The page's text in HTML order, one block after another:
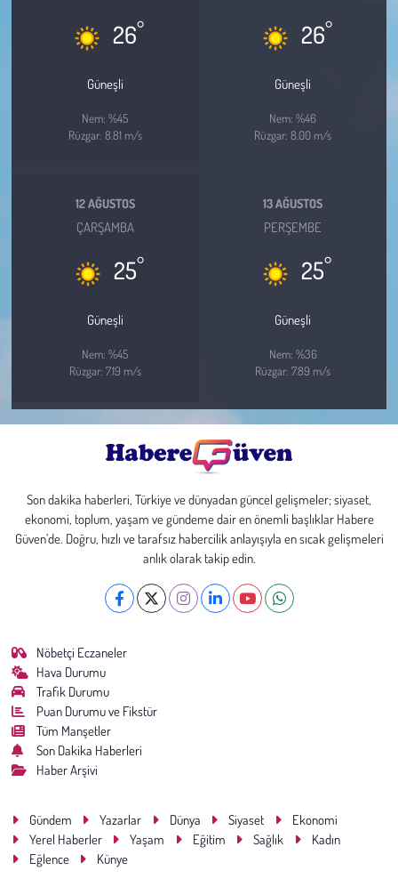
26°
Güneşli
Nem: %45
Rüzgar: 8.81 m/s
26°
Güneşli
Nem: %46
Rüzgar: 8.00 m/s
12 AĞUSTOS
ÇARŞAMBA
25°
Güneşli
Nem: %45
Rüzgar: 7.19 m/s
13 AĞUSTOS
PERŞEMBE
25°
Güneşli
Nem: %36
Rüzgar: 7.89 m/s
Son dakika haberleri, Türkiye ve dünyadan güncel gelişmeler; siyaset,
ekonomi, toplum, yaşam ve gündeme dair en önemli başlıklar Habere
Güven’de. Doğru, hızlı ve tarafsız habercilik anlayışıyla en sıcak gelişmeleri
anlık olarak takip edin.
Nöbetçi Eczaneler
Hava Durumu
Trafik Durumu
Puan Durumu ve Fikstür
Tüm Manşetler
Son Dakika Haberleri
Haber Arşivi
Gündem Yazarlar Dünya Siyaset
Ekonomi
Yerel Haberler
Yaşam Eğitim Sağlık
Kadın
Eğlence
Künye